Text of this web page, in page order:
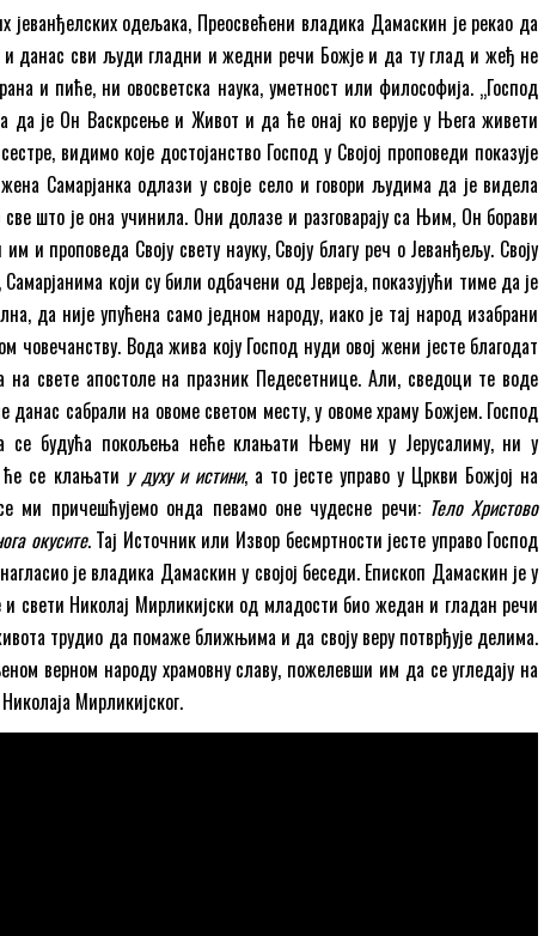
јеванђелских одељака, Преосвећени владика Дамаскин је рекао да
и данас сви људи гладни и жедни речи Божје и да ту глад и жеђ не
и пиће, ни овосветска наука, уметност или философија. „Господ
да је Он Васкрсење и Живот и да ће онај ко верује у Њега живети
видимо које достојанство Господ у Својој проповеди показује
Самарјанка одлази у своје село и говори људима да је видела
све што је она учинила. Они долазе и разговарају са Њим, Он борави
и проповеда Своју свету науку, Своју благу реч о Јеванђељу. Своју
који су били одбачени од Јевреја, показујући тиме да је
да није упућена само једном народу, иако је тај народ изабрани
човечанству. Вода жива коју Господ нуди овој жени јесте благодат
на свете апостоле на празник Педесетнице. Али, сведоци те воде
данас сабрали на овоме светом месту, у овоме храму Божјем. Господ
се будућа покољења неће клањати Њему ни у Јерусалиму, ни у
се клањати у духу и истини, а то јесте управо у Цркви Божјој на
ми причешћујемо онда певамо оне чудесне речи: Тело Христово
окусите. Тај Источник или Извор бесмртности јесте управо Господ
је владика Дамаскин у својој беседи. Епископ Дамаскин је у
свети Николај Мирликијски од младости био жедан и гладан речи
трудио да помаже ближњима и да своју веру потврђује делима.
верном народу храмовну славу, пожелевши им да се угледају на
Мирликијског.